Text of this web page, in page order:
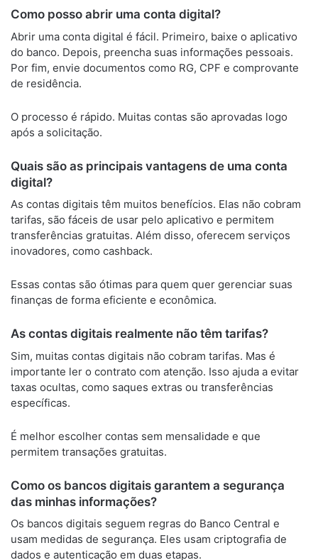
Como posso abrir uma conta digital?
Abrir uma conta digital é fácil. Primeiro, baixe o aplicativo
do banco. Depois, preencha suas informações pessoais.
Por fim, envie documentos como RG, CPF e comprovante
de residência.
O processo é rápido. Muitas contas são aprovadas logo
após a solicitação.
Quais são as principais vantagens de uma conta
digital?
As contas digitais têm muitos benefícios. Elas não cobram
tarifas, são fáceis de usar pelo aplicativo e permitem
transferências gratuitas. Além disso, oferecem serviços
inovadores, como cashback.
Essas contas são ótimas para quem quer gerenciar suas
finanças de forma eficiente e econômica.
As contas digitais realmente não têm tarifas?
Sim, muitas contas digitais não cobram tarifas. Mas é
importante ler o contrato com atenção. Isso ajuda a evitar
taxas ocultas, como saques extras ou transferências
específicas.
É melhor escolher contas sem mensalidade e que
permitem transações gratuitas.
Como os bancos digitais garantem a segurança
das minhas informações?
Os bancos digitais seguem regras do Banco Central e
usam medidas de segurança. Eles usam criptografia de
dados e autenticação em duas etapas.